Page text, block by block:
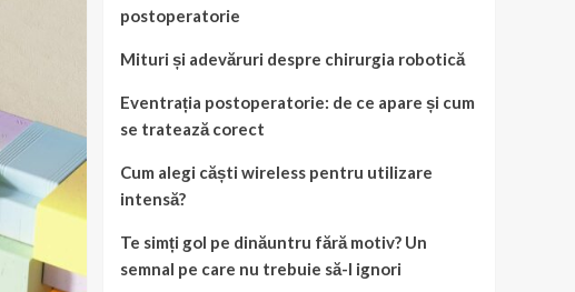
postoperatorie
Mituri și adevăruri despre chirurgia robotică
Eventrația postoperatorie: de ce apare și cum
se tratează corect
Cum alegi căști wireless pentru utilizare
intensă?
Te simți gol pe dinăuntru fără motiv? Un
semnal pe care nu trebuie să-l ignori